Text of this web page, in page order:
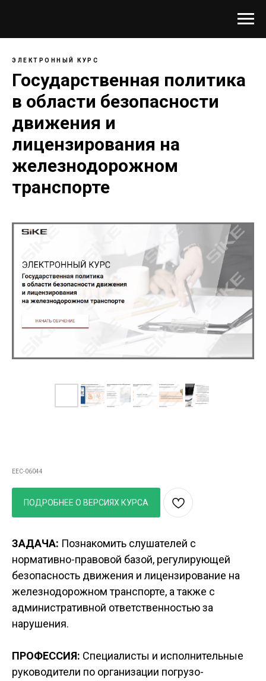
ЭЛЕКТРОННЫЙ КУРС
Государственная политика
в области безопасности
движения и
лицензирования на
железнодорожном
транспорте
EEC-06044
ПОДРОБНЕЕ О ВЕРСИЯХ КУРСА
ЗАДАЧА: Познакомить слушателей с
нормативно-правовой базой, регулирующей
безопасность движения и лицензирование на
железнодорожном транспорте, а также с
административной ответственностью за
нарушения.
ПРОФЕССИЯ: Специалисты и исполнительные
руководители по организации погрузо-